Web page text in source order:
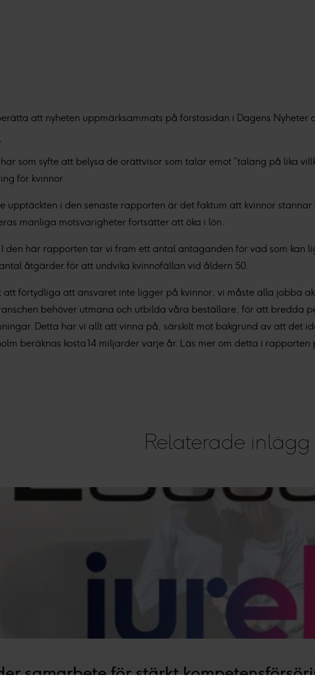
att nyheten uppmärksammats på förstasidan i Dagens Nyheter
som syfte att belysa de orättvisor som talar emot ”talang på lika
för kvinnor.
upptäckten i den senaste rapporten är det faktum att kvinnor
manliga motsvarigheter fortsätter att öka i lön.
den här rapporten tar vi fram ett antal antaganden för vad som kan
åtgärder för att undvika kvinnofällan vid åldern 50.
att förtydliga att ansvaret inte ligger på kvinnor, vi måste alla jobba
behöver utmana och utbilda våra beställare, för att bredda
Detta har vi allt att vinna på, särskilt mot bakgrund av att det
beräknas kosta 14 miljarder varje år. Läs mer om detta i rapporten
Relaterade inlägg
samarbete för stärkt